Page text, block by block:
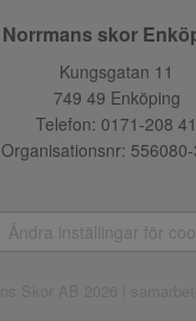
Norrmans skor
Kungsgatan 11
749 49 Enköping
Telefon: 0171-208 41
Organisationsnr:
Ändra inställingar för